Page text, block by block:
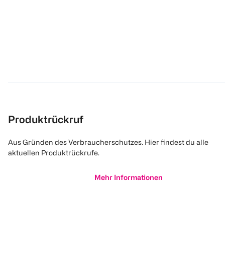
Produktrückruf
Aus Gründen des Verbraucherschutzes. Hier findest du alle
aktuellen Produktrückrufe.
Mehr Informationen